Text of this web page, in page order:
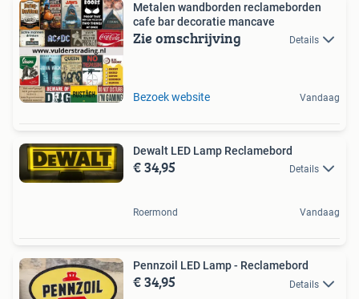
Metalen wandborden reclameborden
cafe bar decoratie mancave
Zie omschrijving Details
Bezoek website Vandaag
Dewalt LED Lamp Reclamebord
€ 34,95 Details
Roermond Vandaag
Pennzoil LED Lamp - Reclamebord
€ 34,95 Details